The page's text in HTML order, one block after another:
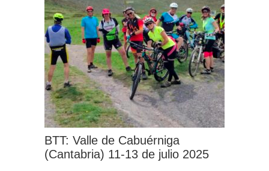
variantes.
Las
opciones
se
pueden
elegir
en
la
página
BTT: Valle de Cabuérniga
(Cantabria) 11-13 de julio 2025